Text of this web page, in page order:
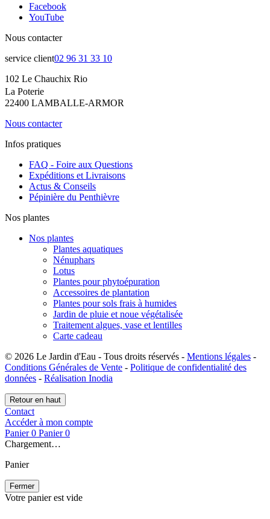
Facebook
YouTube
Nous contacter
service client02 96 31 33 10
102 Le Chauchix Rio
La Poterie
22400 LAMBALLE-ARMOR
Nous contacter
Infos pratiques
FAQ - Foire aux Questions
Expéditions et Livraisons
Actus & Conseils
Pépinière du Penthièvre
Nos plantes
Nos plantes
Plantes aquatiques
Nénuphars
Lotus
Plantes pour phytoépuration
Accessoires de plantation
Plantes pour sols frais à humides
Jardin de pluie et noue végétalisée
Traitement algues, vase et lentilles
Carte cadeau
© 2026 Le Jardin d'Eau - Tous droits réservés - Mentions légales -
Conditions Générales de Vente - Politique de confidentialité des
données - Réalisation Inodia
Retour en haut
Contact
Accéder à mon compte
Panier 0 Panier 0
Chargement…
Panier
Fermer
Votre panier est vide